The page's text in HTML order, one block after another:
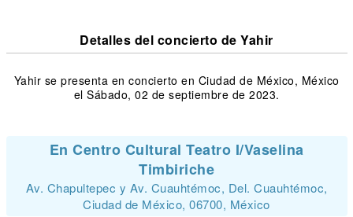
Detalles del concierto de Yahir
Yahir se presenta en concierto en Ciudad de México, México
el Sábado, 02 de septiembre de 2023.
En Centro Cultural Teatro I/Vaselina
Timbiriche
Av. Chapultepec y Av. Cuauhtémoc, Del. Cuauhtémoc,
Ciudad de México, 06700, México